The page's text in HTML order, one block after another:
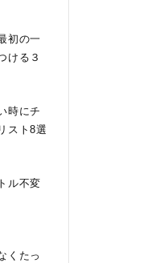
初の一
ける３
時にチ
スト8選
ル不変
くたっ